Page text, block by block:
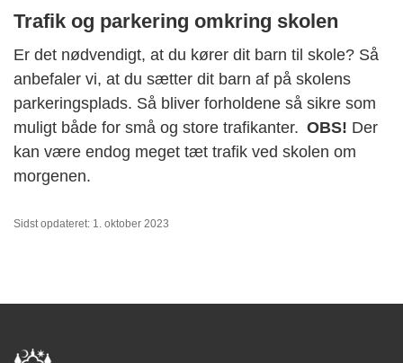
Trafik og parkering omkring skolen
Er det nødvendigt, at du kører dit barn til skole? Så
anbefaler vi, at du sætter dit barn af på skolens
parkeringsplads. Så bliver forholdene så sikre som
muligt både for små og store trafikanter. OBS! Der
kan være endog meget tæt trafik ved skolen om
morgenen.
Sidst opdateret: 1. oktober 2023